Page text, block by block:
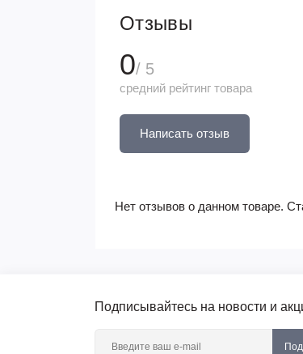
Отзывы
0/ 5
средний рейтинг товара
Написать отзыв
Нет отзывов о данном товаре.
Подписывайтесь на новости и